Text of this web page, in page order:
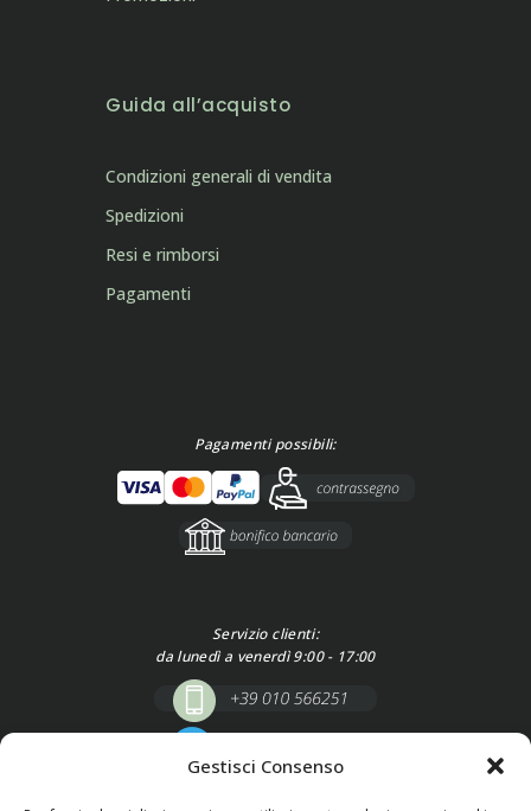
Gestisci Consenso
Guida all’acquisto
Condizioni generali di vendita
Spedizioni
Resi e rimborsi
Pagamenti
Pagamenti possibili:
Servizio clienti:
da lunedì a venerdì 9:00 - 17:00